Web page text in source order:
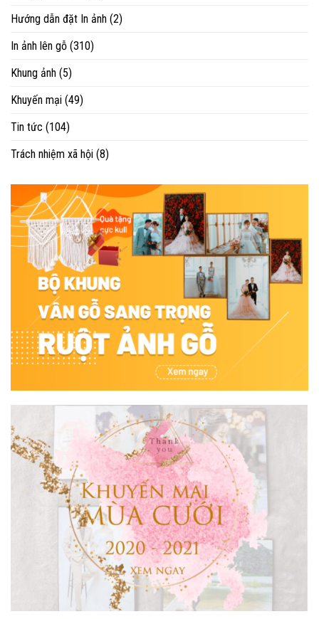
Hướng dẫn đặt In ảnh (2)
In ảnh lên gỗ (310)
Khung ảnh (5)
Khuyến mại (49)
Tin tức (104)
Trách nhiệm xã hội (8)